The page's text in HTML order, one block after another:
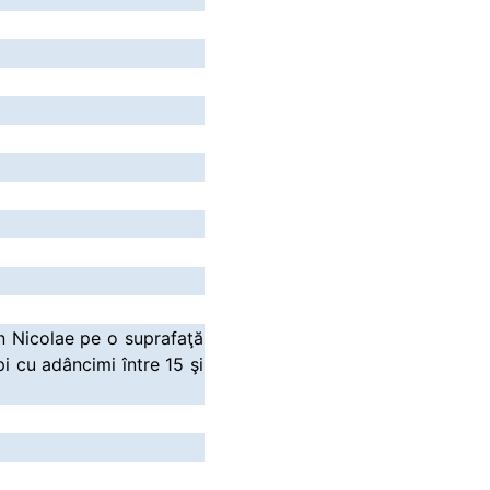
Nicolae pe o suprafaţă
cu adâncimi între 15 şi